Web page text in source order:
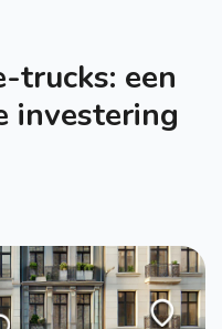
trucks: een
investering